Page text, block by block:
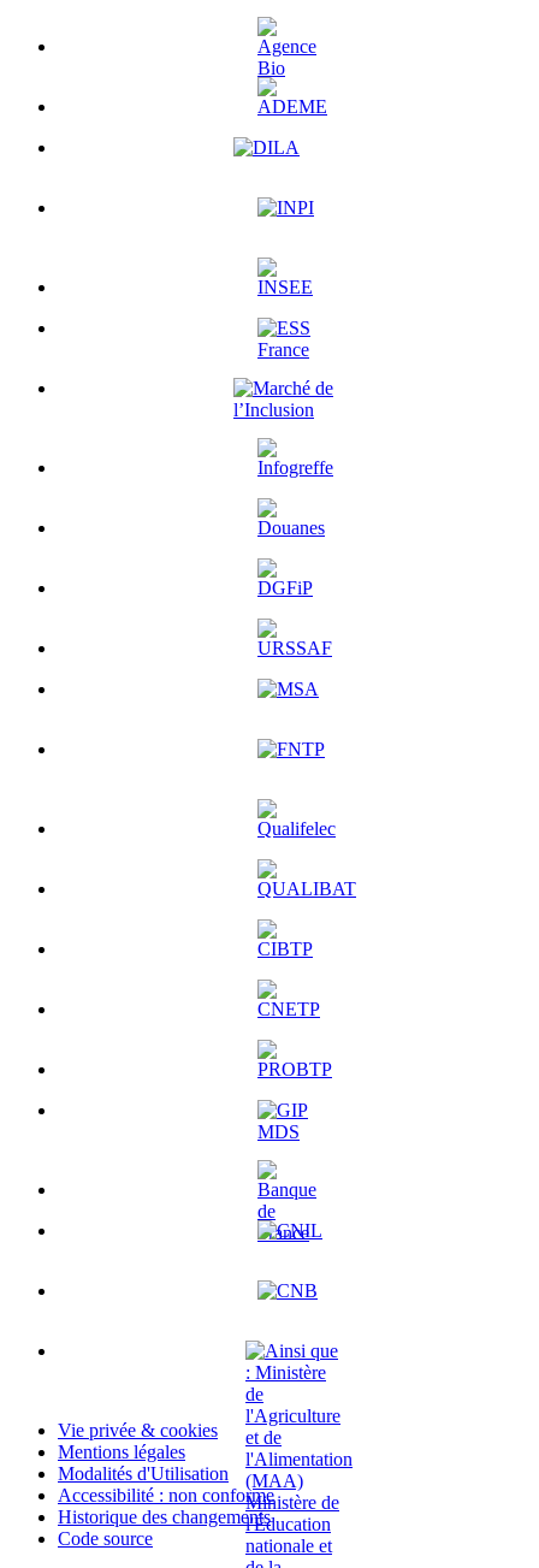
Vie privée & cookies
Mentions légales
Modalités d'Utilisation
Accessibilité : non conforme
Historique des changements
Code source